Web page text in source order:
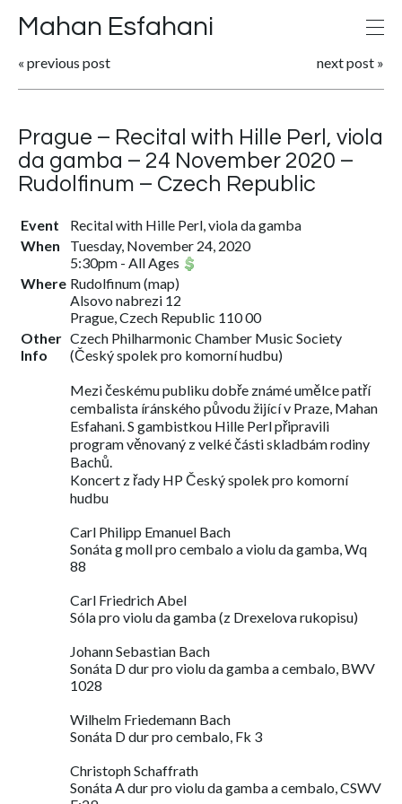
Mahan Esfahani
« previous post next post »
Prague – Recital with Hille Perl, viola
da gamba – 24 November 2020 –
Rudolfinum – Czech Republic
Event
Recital with Hille Perl, viola da gamba
When
Tuesday, November 24, 2020
5:30pm - All Ages
Where Rudolfinum(map)
Alsovo nabrezi 12
Prague, Czech Republic 110 00
Other
Info
Czech Philharmonic Chamber Music Society
(Český spolek pro komorní hudbu)
Mezi českému publiku dobře známé umělce patří
cembalista íránského původu žijící v Praze, Mahan
Esfahani. S gambistkou Hille Perl připravili
program věnovaný z velké části skladbám rodiny
Bachů.
Koncert z řady HP Český spolek pro komorní
hudbu
Carl Philipp Emanuel Bach
Sonáta g moll pro cembalo a violu da gamba, Wq
88
Carl Friedrich Abel
Sóla pro violu da gamba (z Drexelova rukopisu)
Johann Sebastian Bach
Sonáta D dur pro violu da gamba a cembalo, BWV
1028
Wilhelm Friedemann Bach
Sonáta D dur pro cembalo, Fk 3
Christoph Schaffrath
Sonáta A dur pro violu da gamba a cembalo, CSWV